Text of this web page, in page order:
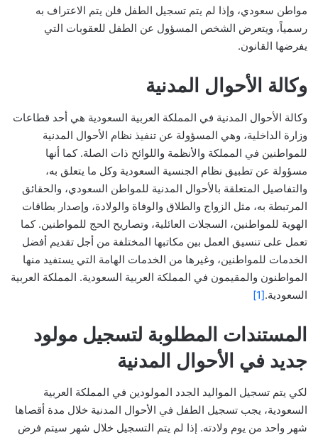
مواطن سعودي، وإذا لم يتم تسجيل الطفل فلن يتم الاعتراف به
رسمياً، ويتعرض الشخص المسؤول عن الطفل للعقوبات التي
يفرضها القانون.
وكالة الأحوال المدنية
وكالة الأحوال المدنية في المملكة العربية السعودية هي أحد قطاعات
وزارة الداخلية، وهي المسؤولة عن تنفيذ نظام الأحوال المدنية
للمواطنين في المملكة والأنظمة واللوائح ذات الصلة. كما أنها
مسؤولة عن تطبيق نظام الجنسية السعودية وكل ما يتعلق به،
والتفاصيل المتعلقة بالأحوال المدنية للمواطن السعودي، والحقائق
المرتبطة به، مثل الزواج والطلاق والوفاة والولادة، وإصدار بطاقات
الهوية للمواطنين، السجلات العائلية، وتصاريح الحج للمواطنين. كما
تعمل على تنسيق العمل بين مكاتبها المختلفة من أجل تقديم أفضل
الخدمات للمواطنين، وغيرها من الخدمات الهامة التي يستفيد منها
المواطنون والمقيمون في المملكة العربية السعودية. المملكة العربية
السعودية.[1]
المستندات المطلوبة لتسجيل مولود
جديد في الأحوال المدنية
لكي يتم تسجيل المواليد الجدد المولودين في المملكة العربية
السعودية، يجب تسجيل الطفل في الأحوال المدنية خلال مدة أقصاها
شهر واحد من يوم ولادته. إذا لم يتم التسجيل خلال شهر سيتم فرض